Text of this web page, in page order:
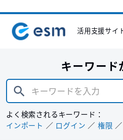
活用支援サイ
キーワード
よく検索されるキーワード：
インポート
ログイン 権限